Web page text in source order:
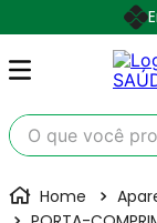
O que você